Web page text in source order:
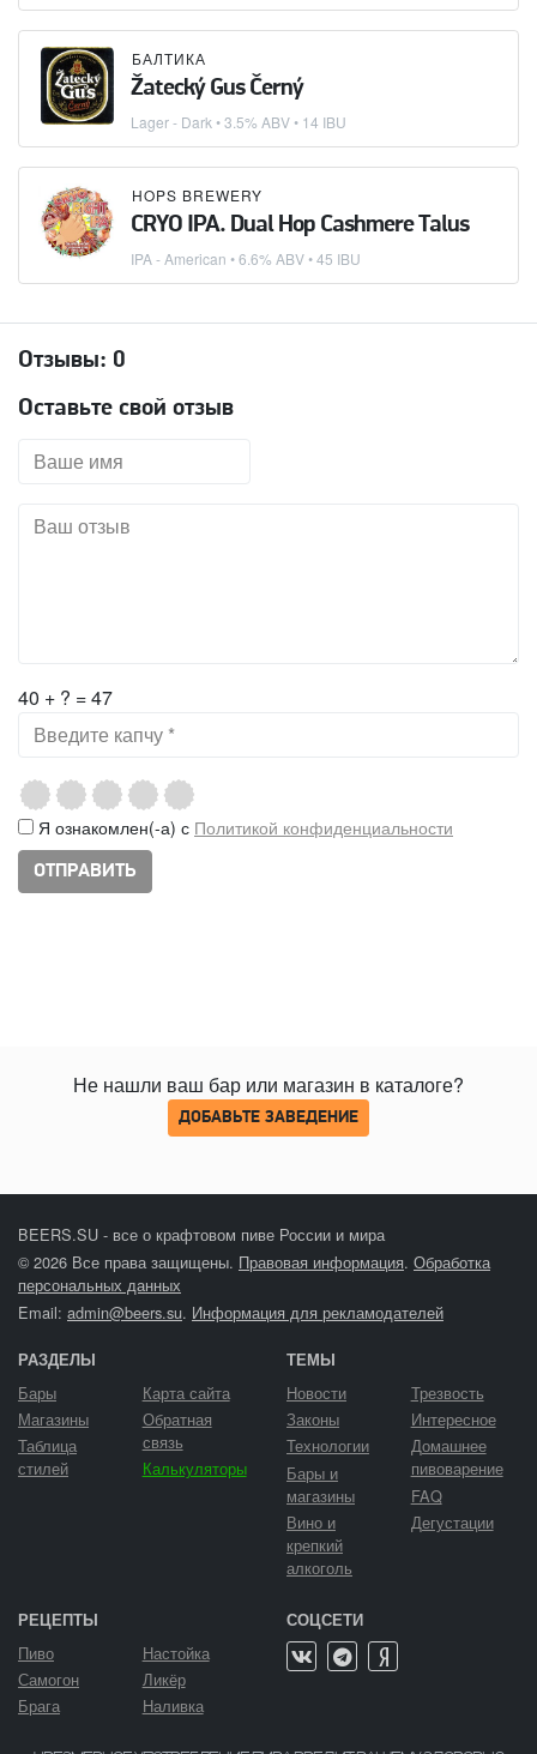
БАЛТИКА
Žatecký Gus Černý
Lager - Dark • 3.5% ABV • 14 IBU
HOPS BREWERY
CRYO IPA. Dual Hop Cashmere Talus
IPA - American • 6.6% ABV • 45 IBU
Отзывы: 0
Оставьте свой отзыв
40 + ? = 47
Я ознакомлен(-а) с Политикой конфиденциальности
Не нашли ваш бар или магазин в каталоге?
ДОБАВЬТЕ ЗАВЕДЕНИЕ
BEERS.SU - все о крафтовом пиве России и мира
© 2026 Все права защищены. Правовая информация. Обработка
персональных данных
Email: admin@beers.su. Информация для рекламодателей
РАЗДЕЛЫ
Бары
Магазины
Таблица
стилей
Карта сайта
Обратная
связь
Калькуляторы
ТЕМЫ
Новости
Законы
Технологии
Бары и
магазины
Вино и
крепкий
алкоголь
Трезвость
Интересное
Домашнее
пивоварение
FAQ
Дегустации
РЕЦЕПТЫ
Пиво
Самогон
Брага
Настойка
Ликёр
Наливка
СОЦСЕТИ